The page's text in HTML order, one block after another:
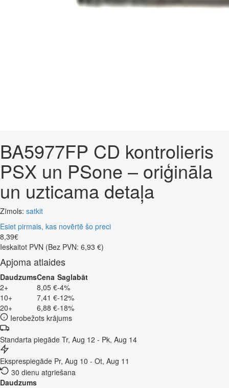
BA5977FP CD kontrolieris
PSX un PSone – oriģināla
un uzticama detaļa
Zīmols: satkit
Esiet pirmais, kas novērtē šo preci
8,39€
Ieskaitot PVN (Bez PVN: 6,93 €)
Apjoma atlaides
DaudzumsCena Saglabāt
2+
8,05 €-4%
10+
7,41 €-12%
20+
6,88 €-18%
Ierobežots krājums
Standarta piegāde Tr, Aug 12 - Pk, Aug 14
Eksprespiegāde Pr, Aug 10 - Ot, Aug 11
30 dienu atgriešana
Daudzums